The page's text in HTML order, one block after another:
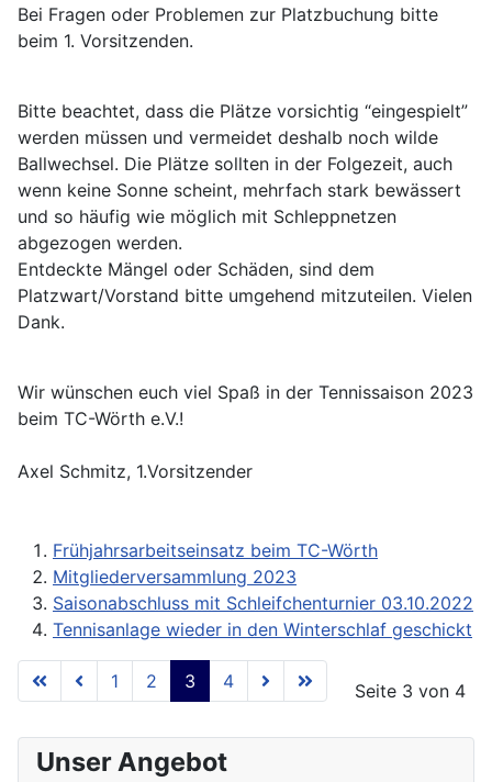
Bei Fragen oder Problemen zur Platzbuchung bitte
beim 1. Vorsitzenden.
Bitte beachtet, dass die Plätze vorsichtig “eingespielt”
werden müssen und vermeidet deshalb noch wilde
Ballwechsel. Die Plätze sollten in der Folgezeit, auch
wenn keine Sonne scheint, mehrfach stark bewässert
und so häufig wie möglich mit Schleppnetzen
abgezogen werden.
Entdeckte Mängel oder Schäden, sind dem
Platzwart/Vorstand bitte umgehend mitzuteilen. Vielen
Dank.
Wir wünschen euch viel Spaß in der Tennissaison 2023
beim TC-Wörth e.V.!
Axel Schmitz, 1.Vorsitzender
Frühjahrsarbeitseinsatz beim TC-Wörth
Mitgliederversammlung 2023
Saisonabschluss mit Schleifchenturnier 03.10.2022
Tennisanlage wieder in den Winterschlaf geschickt
Seite 3 von 4
1 2 3 4
Unser Angebot